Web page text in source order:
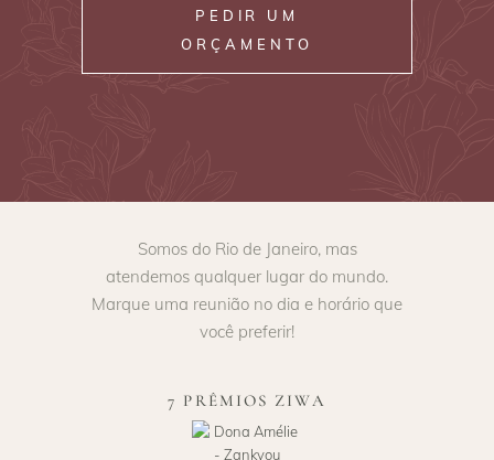
PEDIR UM
ORÇAMENTO
Somos do Rio de Janeiro, mas
atendemos qualquer lugar do mundo.
Marque uma reunião no dia e horário que
você preferir!
7 PRÊMIOS ZIWA